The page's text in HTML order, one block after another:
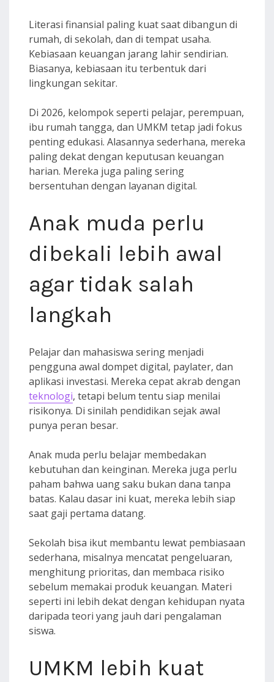
Literasi finansial paling kuat saat dibangun di
rumah, di sekolah, dan di tempat usaha.
Kebiasaan keuangan jarang lahir sendirian.
Biasanya, kebiasaan itu terbentuk dari
lingkungan sekitar.
Di 2026, kelompok seperti pelajar, perempuan,
ibu rumah tangga, dan UMKM tetap jadi fokus
penting edukasi. Alasannya sederhana, mereka
paling dekat dengan keputusan keuangan
harian. Mereka juga paling sering
bersentuhan dengan layanan digital.
Anak muda perlu
dibekali lebih awal
agar tidak salah
langkah
Pelajar dan mahasiswa sering menjadi
pengguna awal dompet digital, paylater, dan
aplikasi investasi. Mereka cepat akrab dengan
teknologi, tetapi belum tentu siap menilai
risikonya. Di sinilah pendidikan sejak awal
punya peran besar.
Anak muda perlu belajar membedakan
kebutuhan dan keinginan. Mereka juga perlu
paham bahwa uang saku bukan dana tanpa
batas. Kalau dasar ini kuat, mereka lebih siap
saat gaji pertama datang.
Sekolah bisa ikut membantu lewat pembiasaan
sederhana, misalnya mencatat pengeluaran,
menghitung prioritas, dan membaca risiko
sebelum memakai produk keuangan. Materi
seperti ini lebih dekat dengan kehidupan nyata
daripada teori yang jauh dari pengalaman
siswa.
UMKM lebih kuat